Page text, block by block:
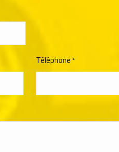
Téléphone *